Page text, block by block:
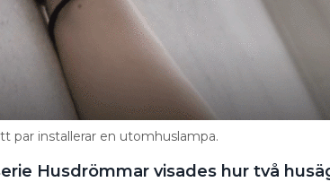
par installerar en utomhuslampa.
Husdrömmar visades hur två